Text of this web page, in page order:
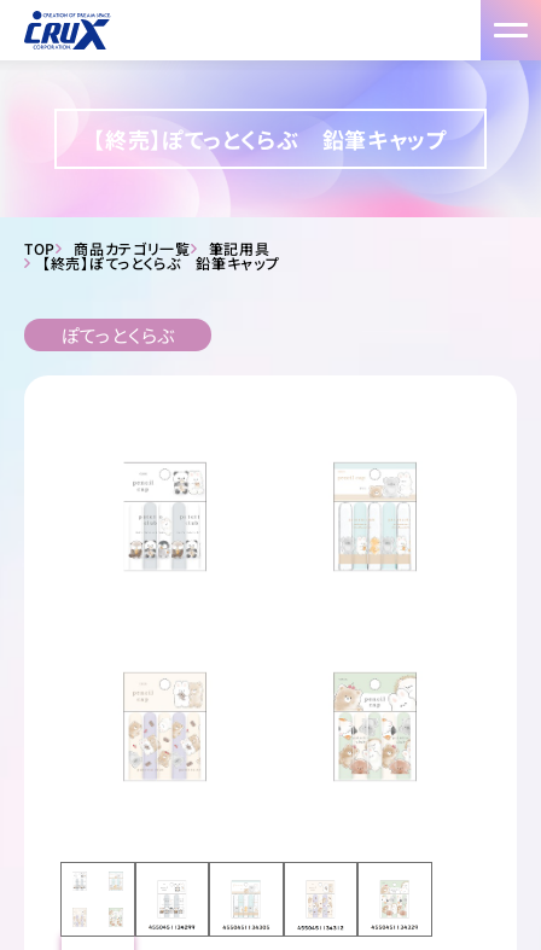
【終売】ぽてっとくらぶ 鉛筆キャップ
TOP 商品カテゴリ一覧 筆記用具
【終売】ぽてっとくらぶ 鉛筆キャップ
ぽてっとくらぶ